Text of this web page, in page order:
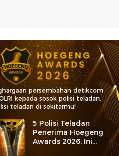
persembahan detikcom
kepada sosok polisi teladan.
teladan di sekitarmu!
5 Polisi Teladan
Penerima Hoegeng
Awards 2026, Ini
Kategori dan Kiprahnya